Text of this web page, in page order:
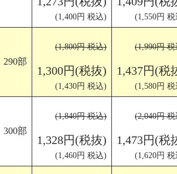
(1,400円 税込) (1,550円
290部
(1,800円 税込)
1,300円(税抜)
(1,430円 税込)
(1,990円
1,437円(税
(1,580円
300部
(1,840円 税込)
1,328円(税抜)
(1,460円 税込)
(2,040円
1,473円(税
(1,620円